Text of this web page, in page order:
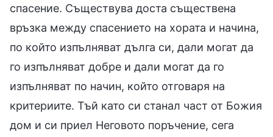
спасение. Съществува доста съществена
връзка между спасението на хората и начина,
по който изпълняват дълга си, дали могат да
го изпълняват добре и дали могат да го
изпълняват по начин, който отговаря на
критериите. Тъй като си станал част от Божия
дом и си приел Неговото поръчение, сега